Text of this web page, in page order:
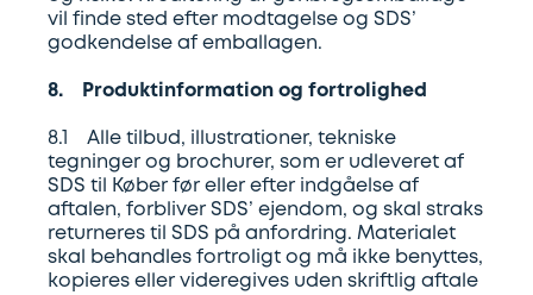
vil finde sted efter modtagelse og SDS’
godkendelse af emballagen.
8. Produktinformation og fortrolighed
8.1 Alle tilbud, illustrationer, tekniske
tegninger og brochurer, som er udleveret af
SDS til Køber før eller efter indgåelse af
aftalen, forbliver SDS’ ejendom, og skal straks
returneres til SDS på anfordring. Materialet
skal behandles fortroligt og må ikke benyttes,
kopieres eller videregives uden skriftlig aftale